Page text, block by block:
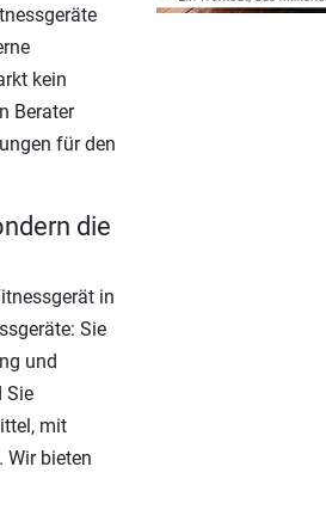
kein
Berater
für den
die
in
Sie
und
Sie
mit
Wir bieten